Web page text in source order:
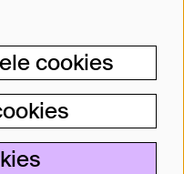
Bellevue
ook steunen, van
van jouw
producent.
cookies